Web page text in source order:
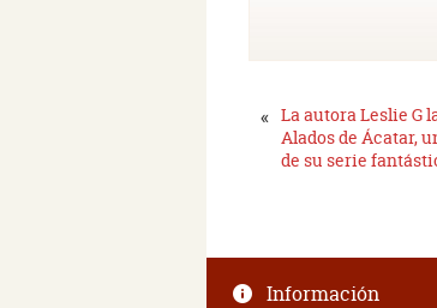
« La autora Leslie G
Alados de Ácatar,
de su serie
Información